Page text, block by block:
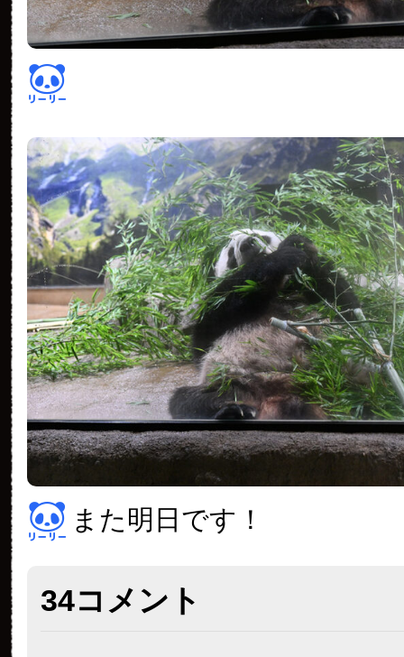
また明日です！
34コメント